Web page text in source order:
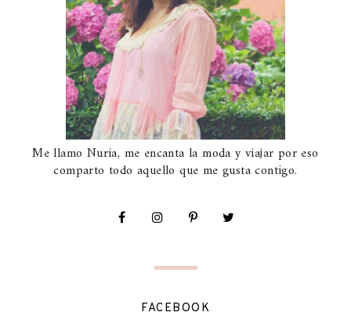
Me llamo Nuria, me encanta la moda y viajar por eso
comparto todo aquello que me gusta contigo.
FACEBOOK